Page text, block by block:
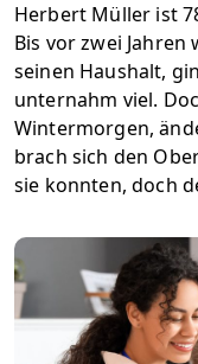
Herbert Müller ist
Bis vor zwei
seinen Haushalt,
unternahm viel.
Wintermorgen,
brach sich den
sie konnten, doch